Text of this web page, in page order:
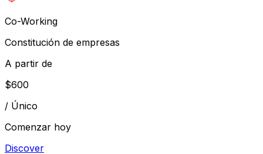
Co-Working
Constitución de empresas
A partir de
$600
/ Único
Comenzar hoy
Discover